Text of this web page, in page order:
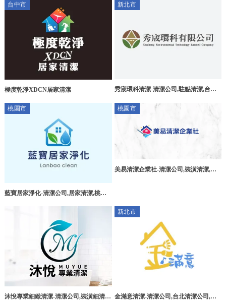
台中市
極度乾淨XDCN居家清潔
新北市
秀宬環科清潔-清潔公司,駐點清潔,台北
桃園市
藍寶居家淨化-清潔公司,居家清潔,桃園
桃園市
美易清潔企業社-清潔公司,裝潢清潔,桃
沐悅專業細緻清潔-清潔公司,裝潢細清,
新北市
金滿意清潔-清潔公司,台北清潔公司,土